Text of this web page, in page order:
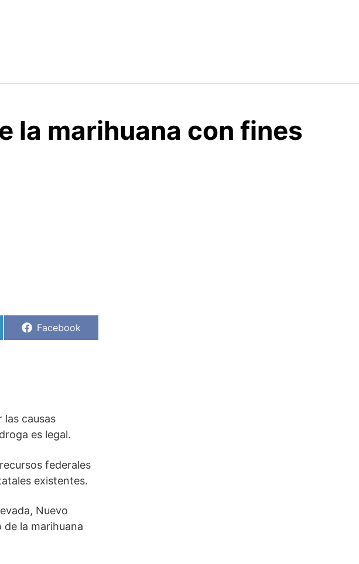
la marihuana con fines
Compartir
Facebook
las causas
es legal.
federales
existentes.
Nuevo
la marihuana